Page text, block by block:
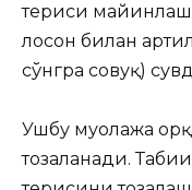
териси
лосон билан
сўнгра совуқ)
Ушбу муолажа
тозаланади.